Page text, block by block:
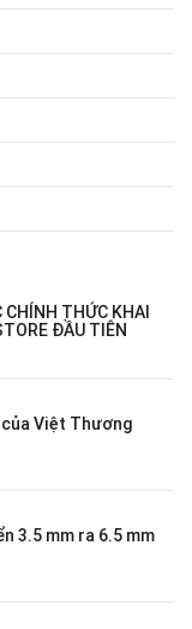
THỨC KHAI
ĐẦU TIÊN
Việt Thương
3.5 mm ra 6.5 mm